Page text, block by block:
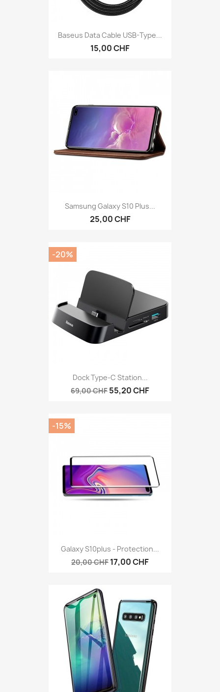
Baseus Data Cable USB-Type...
15,00 CHF
Samsung Galaxy S10 Plus...
25,00 CHF
Dock Type-C Station...
69,00 CHF 55,20 CHF
-20%
Galaxy S10plus - Protection...
20,00 CHF 17,00 CHF
-15%